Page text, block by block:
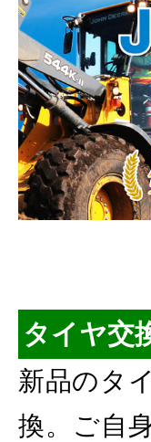
タイヤ交
新品のタ
換。ご自